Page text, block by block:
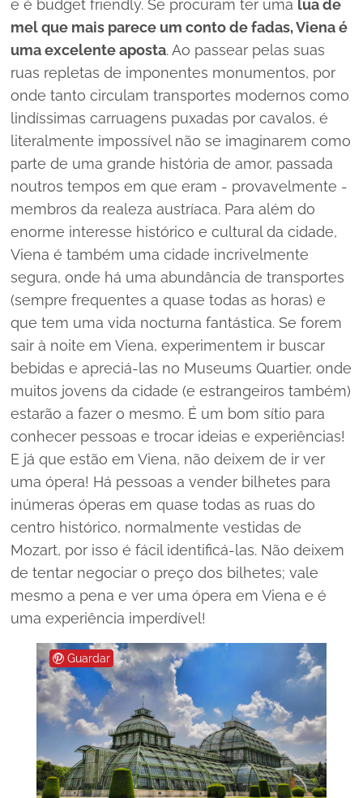
e é budget friendly. Se procuram ter uma lua de
mel que mais parece um conto de fadas, Viena é
uma excelente aposta. Ao passear pelas suas
ruas repletas de imponentes monumentos, por
onde tanto circulam transportes modernos como
lindíssimas carruagens puxadas por cavalos, é
literalmente impossível não se imaginarem como
parte de uma grande história de amor, passada
noutros tempos em que eram - provavelmente -
membros da realeza austríaca. Para além do
enorme interesse histórico e cultural da cidade,
Viena é também uma cidade incrivelmente
segura, onde há uma abundância de transportes
(sempre frequentes a quase todas as horas) e
que tem uma vida nocturna fantástica. Se forem
sair à noite em Viena, experimentem ir buscar
bebidas e apreciá-las no Museums Quartier, onde
muitos jovens da cidade (e estrangeiros também)
estarão a fazer o mesmo. É um bom sítio para
conhecer pessoas e trocar ideias e experiências!
E já que estão em Viena, não deixem de ir ver
uma ópera! Há pessoas a vender bilhetes para
inúmeras óperas em quase todas as ruas do
centro histórico, normalmente vestidas de
Mozart, por isso é fácil identificá-las. Não deixem
de tentar negociar o preço dos bilhetes; vale
mesmo a pena e ver uma ópera em Viena e é
uma experiência imperdível!
Guardar